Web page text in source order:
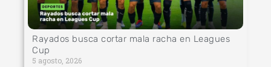
Rayados busca cortar mala racha en Leagues
Cup
5 agosto, 2026